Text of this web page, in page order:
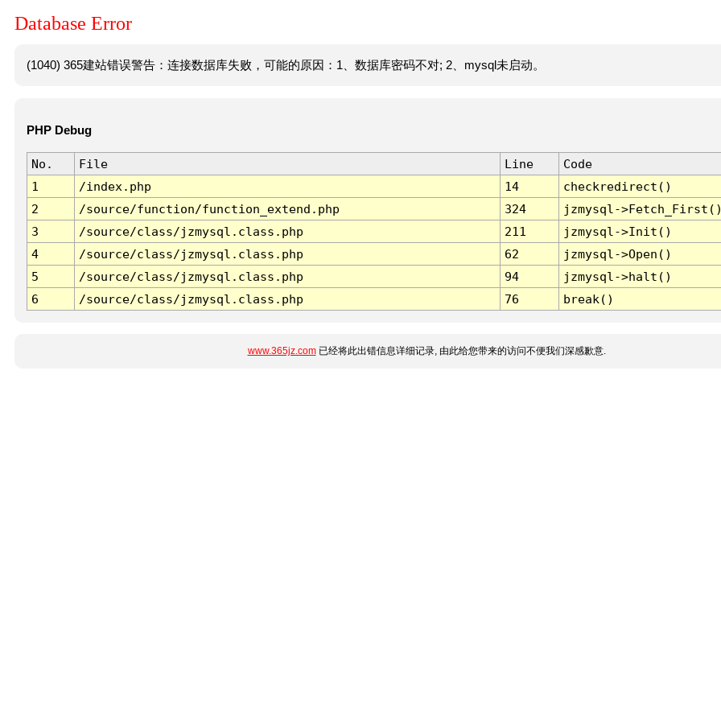
Database Error
(1040) 365建站错误警告：连接数据库失败，可能的原因：1、数据库密码不对; 2、mysql未启动。
PHP Debug
No. File Line
Code
1
/index.php 14
checkredirect()
2
/source/function/function_extend.php 324
jzmysql-
3
/source/class/jzmysql.class.php 211
jzmysql->Init()
4
/source/class/jzmysql.class.php 62
jzmysql->Open()
5
/source/class/jzmysql.class.php 94
jzmysql->halt()
6
/source/class/jzmysql.class.php 76 break()
www.365jz.com已经将此出错信息详细记录, 由此给您带来的访问不便我们深感歉意.